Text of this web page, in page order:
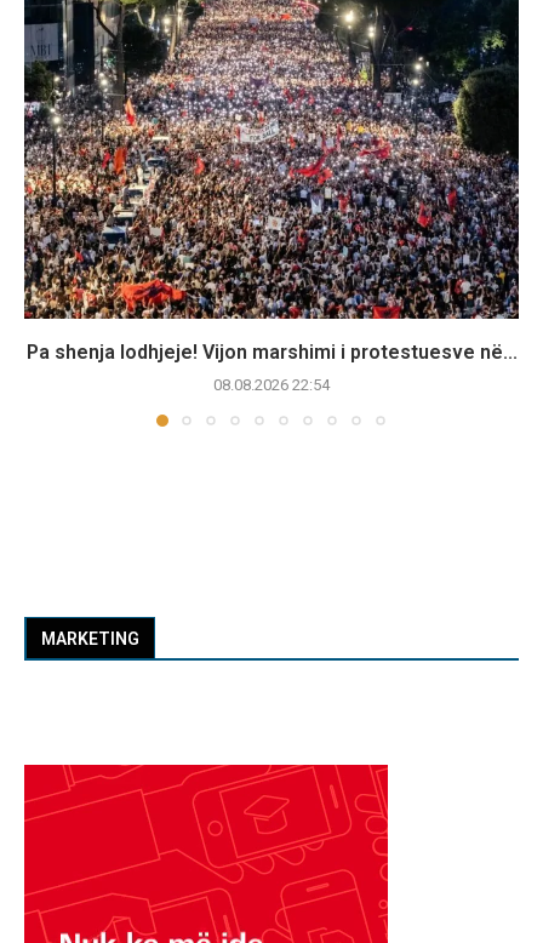
Pa shenja lodhjeje! Vijon marshimi i protestuesve në...
08.08.2026 22:54
MARKETING